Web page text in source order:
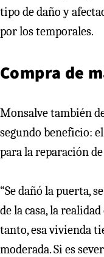
tipo de daño y
por los temporales.
Compra de
Monsalve también
segundo beneficio:
para la reparación
“Se dañó la puerta,
de la casa, la
tanto, esa vivienda
moderada. Si es